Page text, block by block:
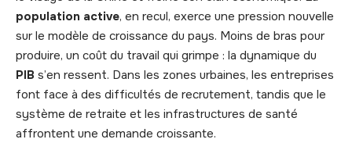
population active, en recul, exerce une pression nouvelle
sur le modèle de croissance du pays. Moins de bras pour
produire, un coût du travail qui grimpe : la dynamique du
PIB s’en ressent. Dans les zones urbaines, les entreprises
font face à des difficultés de recrutement, tandis que le
système de retraite et les infrastructures de santé
affrontent une demande croissante.